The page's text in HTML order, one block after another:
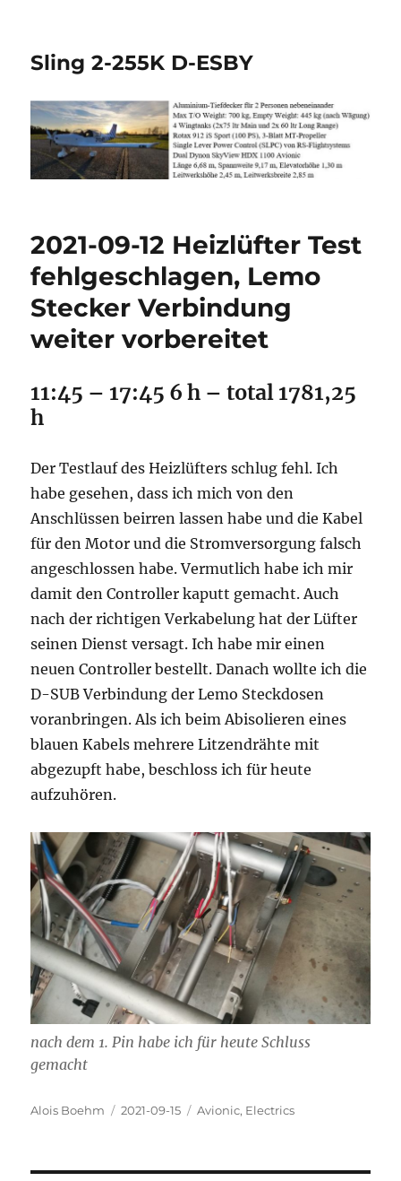
Sling 2-255K D-ESBY
2021-09-12 Heizlüfter Test
fehlgeschlagen, Lemo
Stecker Verbindung
weiter vorbereitet
11:45 – 17:45 6 h – total 1781,25
h
Der Testlauf des Heizlüfters schlug fehl. Ich
habe gesehen, dass ich mich von den
Anschlüssen beirren lassen habe und die Kabel
für den Motor und die Stromversorgung falsch
angeschlossen habe. Vermutlich habe ich mir
damit den Controller kaputt gemacht. Auch
nach der richtigen Verkabelung hat der Lüfter
seinen Dienst versagt. Ich habe mir einen
neuen Controller bestellt. Danach wollte ich die
D-SUB Verbindung der Lemo Steckdosen
voranbringen. Als ich beim Abisolieren eines
blauen Kabels mehrere Litzendrähte mit
abgezupft habe, beschloss ich für heute
aufzuhören.
nach dem 1. Pin habe ich für heute Schluss
gemacht
Autor
Alois Boehm
Veröffentlicht
2021-09-15 Kategorien
Avionic, Electrics